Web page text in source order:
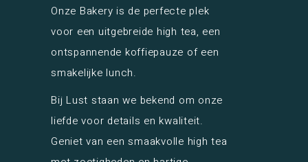
Onze Bakery is de perfecte plek
voor een uitgebreide high tea, een
ontspannende koffiepauze of een
smakelijke lunch.
Bij Lust staan we bekend om onze
liefde voor details en kwaliteit.
Geniet van een smaakvolle high tea